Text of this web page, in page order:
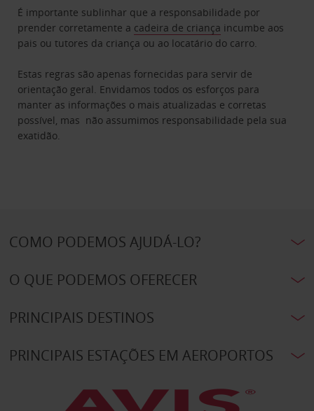
É importante sublinhar que a responsabilidade por
prender corretamente a cadeira de criança incumbe aos
pais ou tutores da criança ou ao locatário do carro.
Estas regras são apenas fornecidas para servir de
orientação geral. Envidamos todos os esforços para
manter as informações o mais atualizadas e corretas
possível, mas não assumimos responsabilidade pela sua
exatidão.
COMO PODEMOS AJUDÁ-LO?
O QUE PODEMOS OFERECER
PRINCIPAIS DESTINOS
PRINCIPAIS ESTAÇÕES EM AEROPORTOS